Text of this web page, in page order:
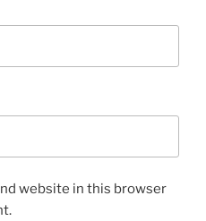
website in this browser